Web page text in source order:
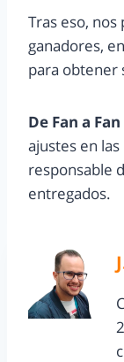
Tras eso,
ganadores,
para obtener
De Fan a Fan
ajustes en
responsable
entregados.